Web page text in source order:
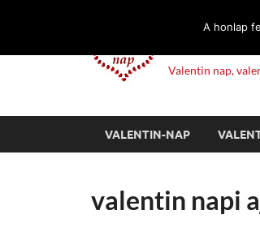
Valentin nap,
VALENTIN-NAP
valentin napi
A honlap